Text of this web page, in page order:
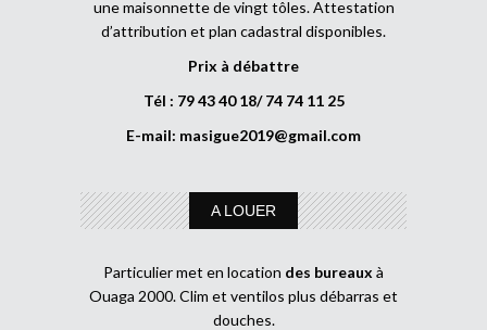
une maisonnette de vingt tôles. Attestation
d’attribution et plan cadastral disponibles.
Prix à débattre
Tél : 79 43 40 18/ 74 74 11 25
E-mail: masigue2019@gmail.com
A LOUER
Particulier met en location des bureaux à
Ouaga 2000. Clim et ventilos plus débarras et
douches.